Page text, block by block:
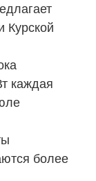
Курской
каждая
более